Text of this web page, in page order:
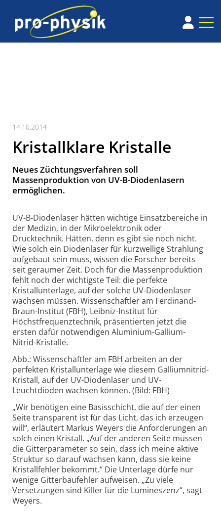
14.10.2014
Kristallklare Kristalle
Neues Züchtungsverfahren soll
Massenproduktion von UV-B-Diodenlasern
ermöglichen.
UV-B-Diodenlaser hätten wichtige Einsatzbereiche in
der Medizin, in der Mikroelektronik oder
Drucktechnik. Hätten, denn es gibt sie noch nicht.
Wie solch ein Diodenlaser für kurzwellige Strahlung
aufgebaut sein muss, wissen die Forscher bereits
seit geraumer Zeit. Doch für die Massenproduktion
fehlt noch der wichtigste Teil: die perfekte
Kristallunterlage, auf der solche UV-Diodenlaser
wachsen müssen. Wissenschaftler am Ferdinand-
Braun-Institut (FBH), Leibniz-Institut für
Höchstfrequenztechnik, präsentierten jetzt die
ersten dafür notwendigen Aluminium-Gallium-
Nitrid-Kristalle.
Abb.: Wissenschaftler am FBH arbeiten an der
perfekten Kristallunterlage wie diesem Galliumnitrid-
Kristall, auf der UV-Diodenlaser und UV-
Leuchtdioden wachsen können. (Bild: FBH)
„Wir benötigen eine Basisschicht, die auf der einen
Seite transparent ist für das Licht, das ich erzeugen
will“, erläutert Markus Weyers die Anforderungen an
solch einen Kristall. „Auf der anderen Seite müssen
die Gitterparameter so sein, dass ich meine aktive
Struktur so darauf wachsen kann, dass sie keine
Kristallfehler bekommt.“ Die Unterlage dürfe nur
wenige Gitterbaufehler aufweisen. „Zu viele
Versetzungen sind Killer für die Lumineszenz“, sagt
Weyers.